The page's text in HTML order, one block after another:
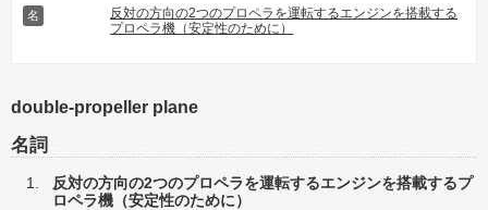
名
反対の方向の2つのプロペラを運転するエンジンを搭載する
プロペラ機（安定性のために）
double-propeller plane
名詞
反対の方向の2つのプロペラを運転するエンジンを搭載するプ
ロペラ機（安定性のために）